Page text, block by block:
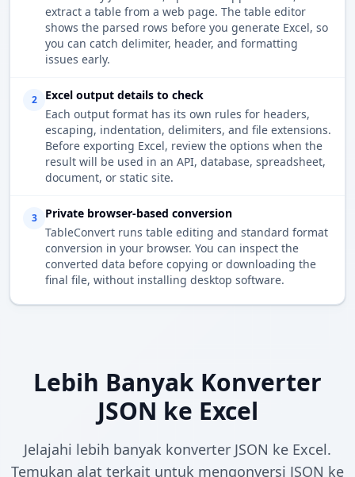
extract a table from a web page. The table editor
shows the parsed rows before you generate Excel, so
you can catch delimiter, header, and formatting
issues early.
2
Excel output details to check
Each output format has its own rules for headers,
escaping, indentation, delimiters, and file extensions.
Before exporting Excel, review the options when the
result will be used in an API, database, spreadsheet,
document, or static site.
3
Private browser-based conversion
TableConvert runs table editing and standard format
conversion in your browser. You can inspect the
converted data before copying or downloading the
final file, without installing desktop software.
Lebih Banyak Konverter
JSON ke Excel
Jelajahi lebih banyak konverter JSON ke Excel.
Temukan alat terkait untuk mengonversi JSON ke